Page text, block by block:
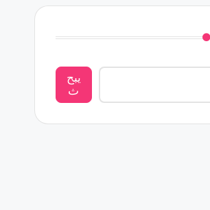
يبح
ث